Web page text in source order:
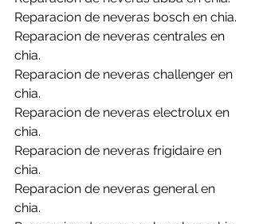
Reparacion de neveras bosch en chia.
Reparacion de neveras centrales en
chia.
Reparacion de neveras challenger en
chia.
Reparacion de neveras electrolux en
chia.
Reparacion de neveras frigidaire en
chia.
Reparacion de neveras general en
chia.